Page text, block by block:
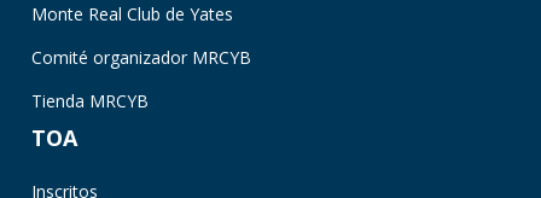
Monte Real Club de Yates
Comité organizador MRCYB
Tienda MRCYB
TOA
Inscritos